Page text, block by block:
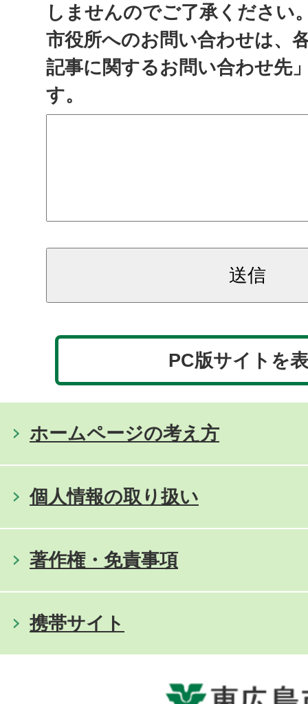
しませんのでご了承ください
市役所へのお問い合わせは、
記事に関するお問い合わせ先
す。
PC版サイトを
ホームページの考え方
個人情報の取り扱い
著作権・免責事項
携帯サイト